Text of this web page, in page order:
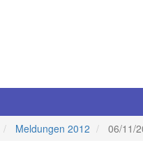
Meldungen 2012 06/11/